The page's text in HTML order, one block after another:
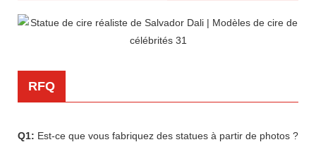
RFQ
Q1: Est-ce que vous fabriquez des statues à partir de photos ?